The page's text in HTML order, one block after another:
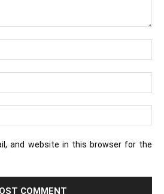
and website in this browser for the